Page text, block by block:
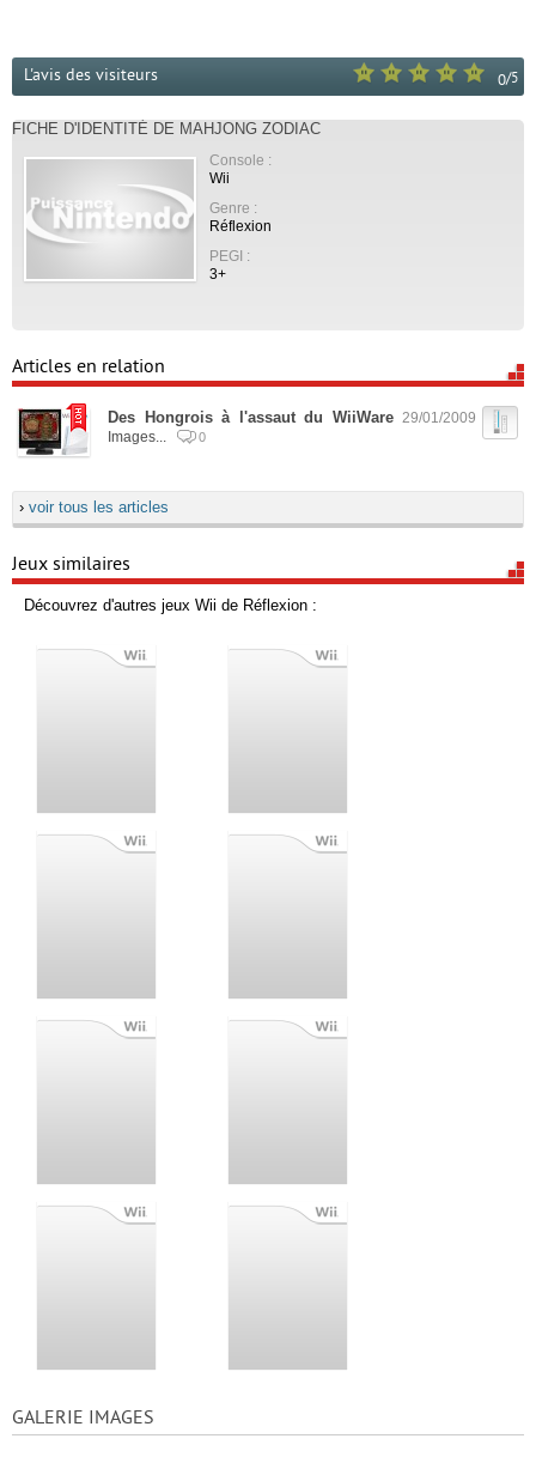
0/5
L'avis des visiteurs
FICHE D'IDENTITÉ DE MAHJONG ZODIAC
Console :
Wii
Genre :
Réflexion
PEGI :
3+
Articles en relation
Des Hongrois à l'assaut du WiiWare
29/01/2009
Images...
0
› voir tous les articles
Jeux similaires
Découvrez d'autres jeux Wii de Réflexion :
GALERIE IMAGES